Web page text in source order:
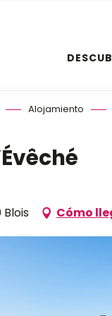
Alojamiento
Blois Cómo